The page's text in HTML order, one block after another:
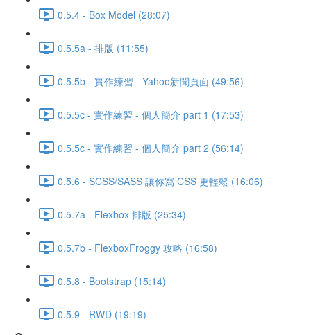
0.5.4 - Box Model (28:07)
0.5.5a - 排版 (11:55)
0.5.5b - 實作練習 - Yahoo新聞頁面 (49:56)
0.5.5c - 實作練習 - 個人簡介 part 1 (17:53)
0.5.5c - 實作練習 - 個人簡介 part 2 (56:14)
0.5.6 - SCSS/SASS 讓你寫 CSS 更輕鬆 (16:06)
0.5.7a - Flexbox 排版 (25:34)
0.5.7b - FlexboxFroggy 攻略 (16:58)
0.5.8 - Bootstrap (15:14)
0.5.9 - RWD (19:19)